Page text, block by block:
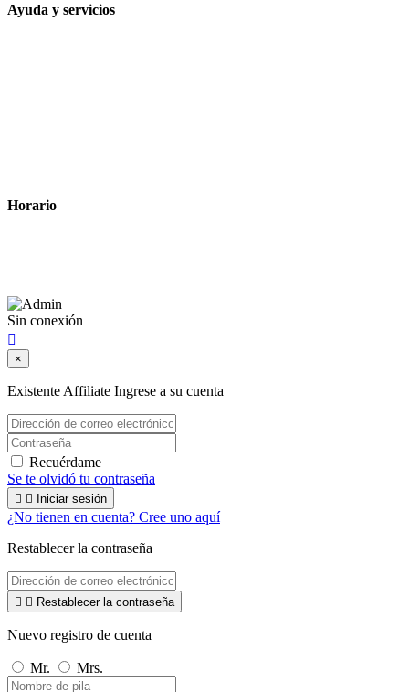
Ayuda y servicios
Horario
Sin conexión

×
Existente Affiliate Ingrese a su cuenta
Recuérdame
Se te olvidó tu contraseña
  Iniciar sesión
¿No tienen en cuenta? Cree uno aquí
Restablecer la contraseña
  Restablecer la contraseña
Nuevo registro de cuenta
Mr. Mrs.